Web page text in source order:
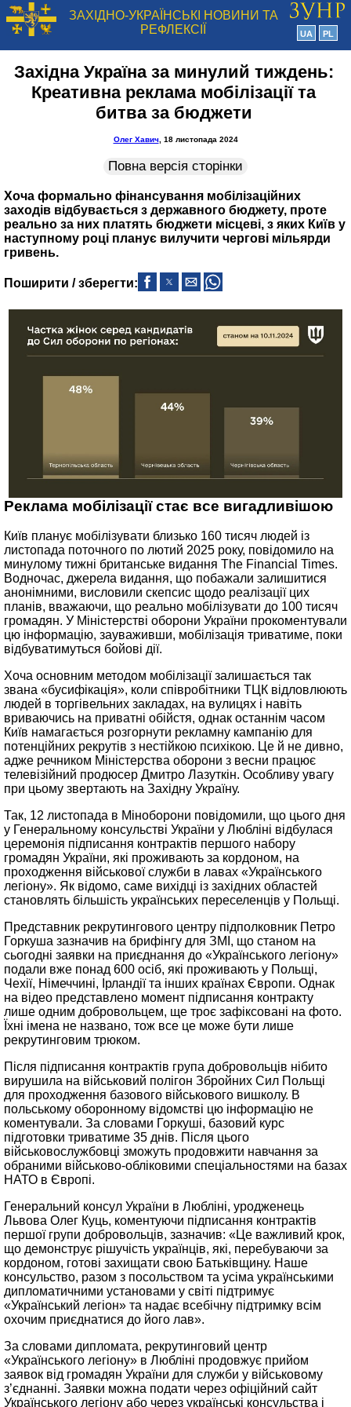
ЗАХІДНО-УКРАЇНСЬКІ НОВИНИ ТА
РЕФЛЕКСІЇ
UA PL
Західна Україна за минулий тиждень:
Креативна реклама мобілізації та
битва за бюджети
Олег Хавич, 18 листопада 2024
Повна версія сторінки
Хоча формально фінансування мобілізаційних
заходів відбувається з державного бюджету, проте
реально за них платять бюджети місцеві, з яких Київ у
наступному році планує вилучити чергові мільярди
гривень.
Поширити / зберегти:
Реклама мобілізації стає все вигадливішою
Київ планує мобілізувати близько 160 тисяч людей із
листопада поточного по лютий 2025 року, повідомило на
минулому тижні британське видання The Financial Times.
Водночас, джерела видання, що побажали залишитися
анонімними, висловили скепсис щодо реалізації цих
планів, вважаючи, що реально мобілізувати до 100 тисяч
громадян. У Міністерстві оборони України прокоментували
цю інформацію, зауваживши, мобілізація триватиме, поки
відбуватимуться бойові дії.
Хоча основним методом мобілізації залишається так
звана «бусифікація», коли співробітники ТЦК відловлюють
людей в торгівельних закладах, на вулицях і навіть
вриваючись на приватні обійстя, однак останнім часом
Київ намагається розгорнути рекламну кампанію для
потенційних рекрутів з нестійкою психікою. Це й не дивно,
адже речником Міністерства оборони з весни працює
телевізійний продюсер Дмитро Лазуткін. Особливу увагу
при цьому звертають на Західну Україну.
Так, 12 листопада в Міноборони повідомили, що цього дня
у Генеральному консульстві України у Любліні відбулася
церемонія підписання контрактів першого набору
громадян України, які проживають за кордоном, на
проходження військової служби в лавах «Українського
легіону». Як відомо, саме вихідці із західних областей
становлять більшість українських переселенців у Польщі.
Представник рекрутингового центру підполковник Петро
Горкуша зазначив на брифінгу для ЗМІ, що станом на
сьогодні заявки на приєднання до «Українського легіону»
подали вже понад 600 осіб, які проживають у Польщі,
Чехії, Німеччині, Ірландії та інших країнах Європи. Однак
на відео представлено момент підписання контракту
лише одним добровольцем, ще троє зафіксовані на фото.
Їхні імена не названо, тож все це може бути лише
рекрутинговим трюком.
Після підписання контрактів група добровольців нібито
вирушила на військовий полігон Збройних Сил Польщі
для проходження базового військового вишколу. В
польському оборонному відомстві цю інформацію не
коментували. За словами Горкуші, базовий курс
підготовки триватиме 35 днів. Після цього
військовослужбовці зможуть продовжити навчання за
обраними військово-обліковими спеціальностями на базах
НАТО в Європі.
Генеральний консул України в Любліні, уродженець
Львова Олег Куць, коментуючи підписання контрактів
першої групи добровольців, зазначив: «Це важливий крок,
що демонструє рішучість українців, які, перебуваючи за
кордоном, готові захищати свою Батьківщину. Наше
консульство, разом з посольством та усіма українськими
дипломатичними установами у світі підтримує
«Український легіон» та надає всебічну підтримку всім
охочим приєднатися до його лав».
За словами дипломата, рекрутинговий центр
«Українського легіону» в Любліні продовжує прийом
заявок від громадян України для служби у військовому
з’єднанні. Заявки можна подати через офіційний сайт
Українського легіону або через українські консульства і